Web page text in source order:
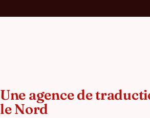
Une agence de
le Nord